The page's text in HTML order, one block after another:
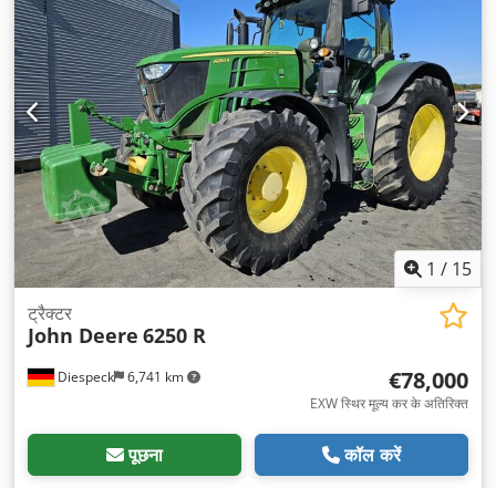
1 / 15
Diespeck 6,741 km
ट्रैक्टर
John Deere 6250 R
€78,000
EXW स्थिर मूल्य कर के अतिरिक्त
पूछना कॉल करें